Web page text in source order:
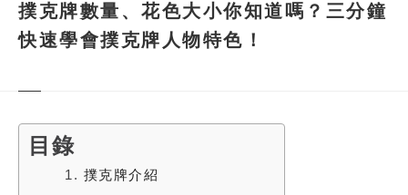
撲克牌數量、花色大小你知道嗎？三分鐘
快速學會撲克牌人物特色！
目錄
1. 撲克牌介紹